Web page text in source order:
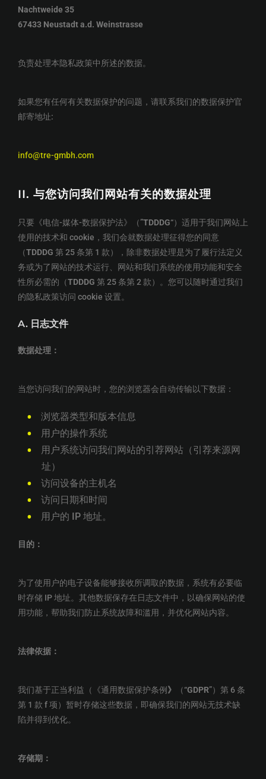
Nachtweide 35
67433 Neustadt a.d. Weinstrasse
负责处理本隐私政策中所述的数据。
如果您有任何有关数据保护的问题，请联系我们的数据保护官
邮寄地址:
info@tre-gmbh.com
II. 与您访问我们网站有关的数据处理
只要《电信-媒体-数据保护法》（”TDDDG“）适用于我们网站上
使用的技术和 cookie，我们会就数据处理征得您的同意
（TDDDG 第 25 条第 1 款），除非数据处理是为了履行法定义
务或为了网站的技术运行、网站和我们系统的使用功能和安全
性所必需的（TDDDG 第 25 条第 2 款）。您可以随时通过我们
的隐私政策访问 cookie 设置。
A. 日志文件
数据处理：
当您访问我们的网站时，您的浏览器会自动传输以下数据：
浏览器类型和版本信息
用户的操作系统
用户系统访问我们网站的引荐网站（引荐来源网
址）
访问设备的主机名
访问日期和时间
用户的 IP 地址。
目的：
为了使用户的电子设备能够接收所调取的数据，系统有必要临
时存储 IP 地址。其他数据保存在日志文件中，以确保网站的使
用功能，帮助我们防止系统故障和滥用，并优化网站内容。
法律依据：
我们基于正当利益（《通用数据保护条例 》 （“GDPR”）第 6 条
第 1 款 f 项）暂时存储这些数据，即确保我们的网站无技术缺
陷并得到优化。
存储期：